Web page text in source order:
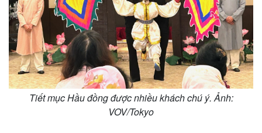
Giá cà phê
Tiết mục Hầu đồng được nhiều khách chú ý. Ảnh:
VOV/Tokyo